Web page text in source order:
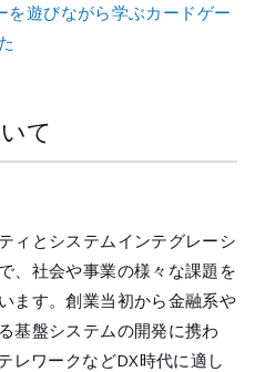
を遊びながら学ぶカードゲー
て
ィとシステムインテグレーシ
、社会や事業の様々な課題を
ます。創業当初から金融系や
基盤システムの開発に携わ
レワークなどDX時代に適し